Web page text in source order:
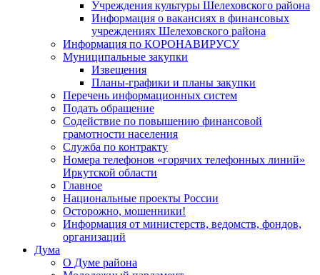
Учреждения культуры Шелеховского района
Информация о вакансиях в финансовых
учреждениях Шелеховского района
Информация по КОРОНАВИРУСУ
Муниципальные закупки
Извещения
Планы-графики и планы закупки
Перечень информационных систем
Подать обращение
Содействие по повышению финансовой
грамотности населения
Служба по контракту
Номера телефонов «горячих телефонных линий»
Иркутской области
Главное
Национальные проекты России
Осторожно, мошенники!
Информация от министерств, ведомств, фондов,
организаций
Дума
О Думе района